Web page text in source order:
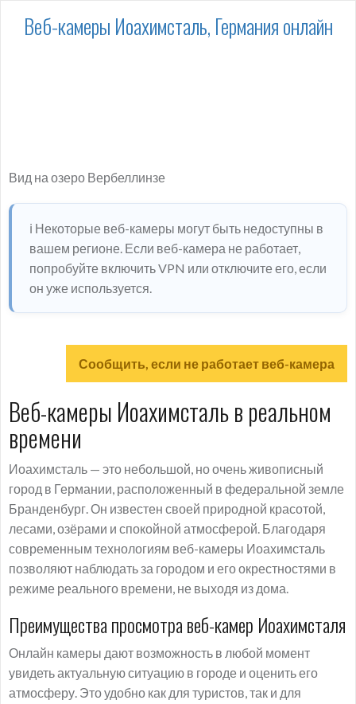
Веб-камеры Иоахимсталь, Германия онлайн
Вид на озеро Вербеллинзе
ℹ️ Некоторые веб-камеры могут быть недоступны в
вашем регионе. Если веб-камера не работает,
попробуйте включить VPN или отключите его, если
он уже используется.
Сообщить, если не работает веб-камера
Веб-камеры Иоахимсталь в реальном
времени
Иоахимсталь — это небольшой, но очень живописный
город в Германии, расположенный в федеральной земле
Бранденбург. Он известен своей природной красотой,
лесами, озёрами и спокойной атмосферой. Благодаря
современным технологиям веб-камеры Иоахимсталь
позволяют наблюдать за городом и его окрестностями в
режиме реального времени, не выходя из дома.
Преимущества просмотра веб-камер Иоахимсталя
Онлайн камеры дают возможность в любой момент
увидеть актуальную ситуацию в городе и оценить его
атмосферу. Это удобно как для туристов, так и для